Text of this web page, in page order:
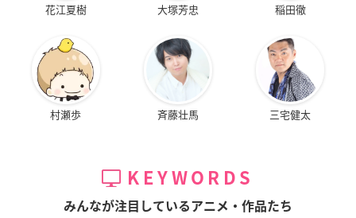
花江夏樹 大塚芳忠 稲田徹
村瀬歩 斉藤壮馬 三宅健太
KEYWORDS
みんなが注目しているアニメ・作品たち